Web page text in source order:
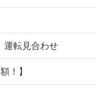
運転見合わせ
！】